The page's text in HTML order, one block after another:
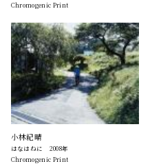
Chromogenic Print
小林紀晴
はなはねに 2008年
Chromogenic Print